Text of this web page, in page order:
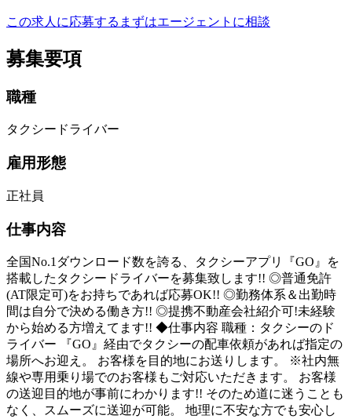
この求人に応募する まずはエージェントに相談
募集要項
職種
タクシードライバー
雇用形態
正社員
仕事内容
全国No.1ダウンロード数を誇る、タクシーアプリ『GO』を
搭載したタクシードライバーを募集致します!! ◎普通免許
(AT限定可)をお持ちであれば応募OK!! ◎勤務体系＆出勤時
間は自分で決める働き方!! ◎提携不動産会社紹介可!未経験
から始める方増えてます!! ◆仕事内容 職種：タクシーのド
ライバー 『GO』経由でタクシーの配車依頼があれば指定の
場所へお迎え。 お客様を目的地にお送りします。 ※社内無
線や専用乗り場でのお客様もご対応いただきます。 お客様
の送迎目的地が事前にわかります!! そのため道に迷うことも
なく、スムーズに送迎が可能。 地理に不安な方でも安心し